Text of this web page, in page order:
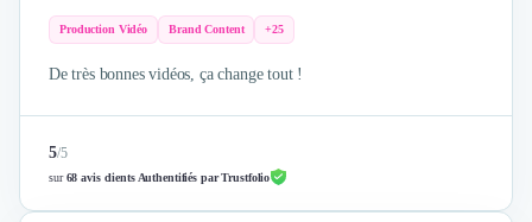
Production Vidéo Brand Content +25
De très bonnes vidéos, ça change tout !
5/5
sur68 avis clients Authentifiés par Trustfolio